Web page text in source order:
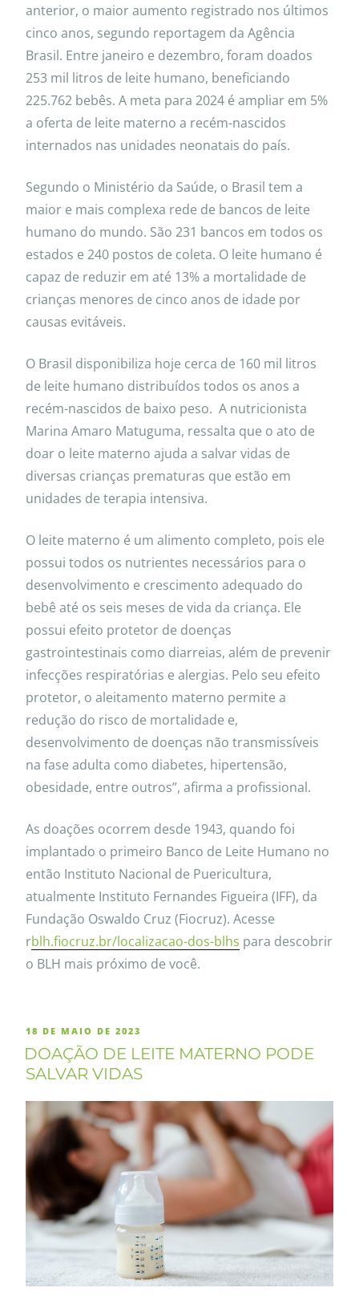
anterior, o maior aumento registrado nos últimos
cinco anos, segundo reportagem da Agência
Brasil. Entre janeiro e dezembro, foram doados
253 mil litros de leite humano, beneficiando
225.762 bebês. A meta para 2024 é ampliar em 5%
a oferta de leite materno a recém-nascidos
internados nas unidades neonatais do país.
Segundo o Ministério da Saúde, o Brasil tem a
maior e mais complexa rede de bancos de leite
humano do mundo. São 231 bancos em todos os
estados e 240 postos de coleta. O leite humano é
capaz de reduzir em até 13% a mortalidade de
crianças menores de cinco anos de idade por
causas evitáveis.
O Brasil disponibiliza hoje cerca de 160 mil litros
de leite humano distribuídos todos os anos a
recém-nascidos de baixo peso. A nutricionista
Marina Amaro Matuguma, ressalta que o ato de
doar o leite materno ajuda a salvar vidas de
diversas crianças prematuras que estão em
unidades de terapia intensiva.
O leite materno é um alimento completo, pois ele
possui todos os nutrientes necessários para o
desenvolvimento e crescimento adequado do
bebê até os seis meses de vida da criança. Ele
possui efeito protetor de doenças
gastrointestinais como diarreias, além de prevenir
infecções respiratórias e alergias. Pelo seu efeito
protetor, o aleitamento materno permite a
redução do risco de mortalidade e,
desenvolvimento de doenças não transmissíveis
na fase adulta como diabetes, hipertensão,
obesidade, entre outros”, afirma a profissional.
As doações ocorrem desde 1943, quando foi
implantado o primeiro Banco de Leite Humano no
então Instituto Nacional de Puericultura,
atualmente Instituto Fernandes Figueira (IFF), da
Fundação Oswaldo Cruz (Fiocruz). Acesse
rblh.fiocruz.br/localizacao-dos-blhs para descobrir
o BLH mais próximo de você.
18 DE MAIO DE 2023
DOAÇÃO DE LEITE MATERNO PODE
SALVAR VIDAS